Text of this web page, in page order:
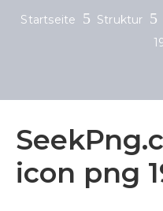
Startseite Struktur
icon png